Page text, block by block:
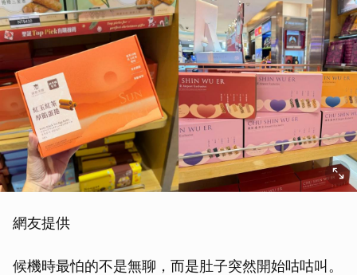
網友提供
候機時最怕的不是無聊，而是肚子突然開始咕咕叫。